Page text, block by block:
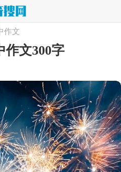
作文
作文300字